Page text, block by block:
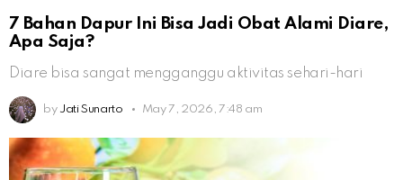
7 Bahan Dapur Ini Bisa Jadi Obat Alami Diare,
Apa Saja?
Diare bisa sangat mengganggu aktivitas sehari-hari
by Jati Sunarto May 7, 2026, 7:48 am